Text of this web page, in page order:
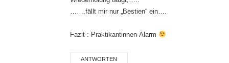
…….fällt mir nur „Bestien“ ein….
Fazit : Praktikantinnen-Alarm
ANTWORTEN